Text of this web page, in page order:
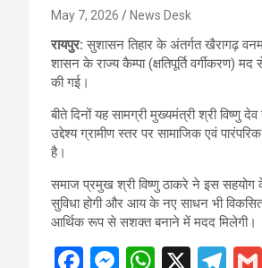
May 7, 2026 News Desk
रायपुर: सुशासन तिहार के अंतर्गत खैरागढ़
शासन के राज्य कैम्पा (क्षतिपूर्ति वर्गीकरण)
की गई।
बीते दिनों यह सामग्री मुख्यमंत्री श्री विष्णु
उद्देश्य ग्रामीण स्तर पर सामाजिक एवं
है।
समाज प्रमुख श्री विष्णु ठाकरे ने इस
सुविधा होगी और आय के नए साधन भी
आर्थिक रूप से सशक्त बनाने में मदद मिलेगी।
F
M W X
T